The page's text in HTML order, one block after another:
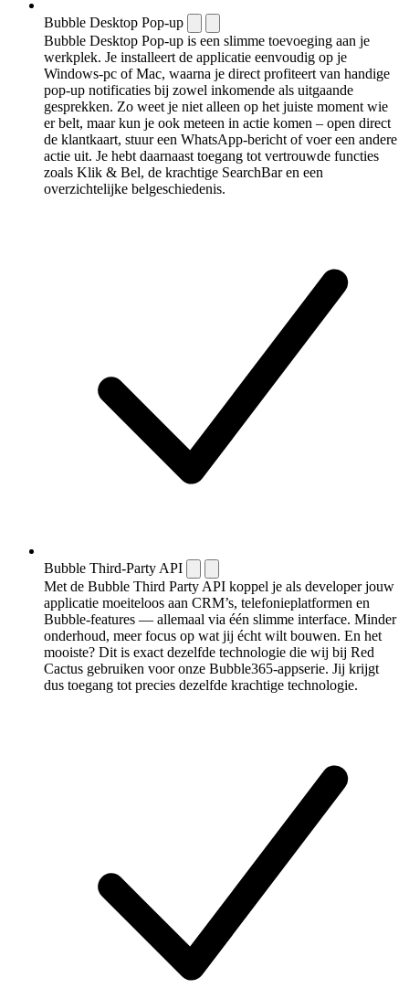
Bubble Desktop Pop-up
Bubble Desktop Pop-up is een slimme toevoeging aan je
werkplek. Je installeert de applicatie eenvoudig op je
Windows-pc of Mac, waarna je direct profiteert van handige
pop-up notificaties bij zowel inkomende als uitgaande
gesprekken. Zo weet je niet alleen op het juiste moment wie
er belt, maar kun je ook meteen in actie komen – open direct
de klantkaart, stuur een WhatsApp-bericht of voer een andere
actie uit. Je hebt daarnaast toegang tot vertrouwde functies
zoals Klik & Bel, de krachtige SearchBar en een
overzichtelijke belgeschiedenis.
Bubble Third-Party API
Met de Bubble Third Party API koppel je als developer jouw
applicatie moeiteloos aan CRM’s, telefonieplatformen en
Bubble-features — allemaal via één slimme interface. Minder
onderhoud, meer focus op wat jij écht wilt bouwen. En het
mooiste? Dit is exact dezelfde technologie die wij bij Red
Cactus gebruiken voor onze Bubble365-appserie. Jij krijgt
dus toegang tot precies dezelfde krachtige technologie.